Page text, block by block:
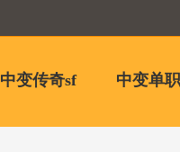
中变传奇sf 中变单